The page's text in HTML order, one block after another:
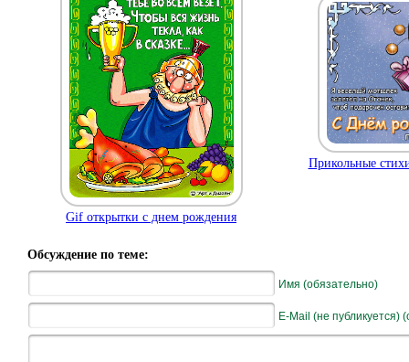
Gif открытки с днем рождения
Прикольные
Обсуждение по теме:
Имя (обязательно)
E-Mail (не публикуется)